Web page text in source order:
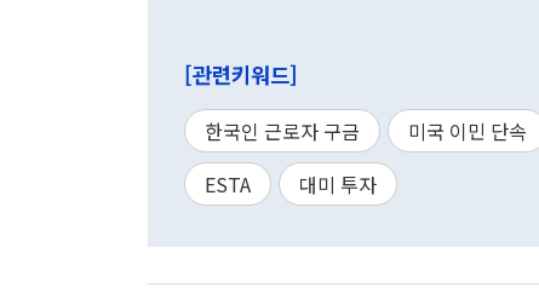
[관련키워드]
한국인 근로자 구금 미국 이민 단속
ESTA
대미 투자